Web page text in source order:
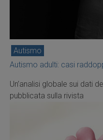
Autismo
Autismo adulti: casi
Un’analisi globale sui dati
pubblicata sulla rivista